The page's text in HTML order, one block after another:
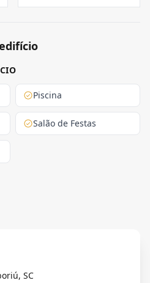
Piscina
Salão de Festas
SC